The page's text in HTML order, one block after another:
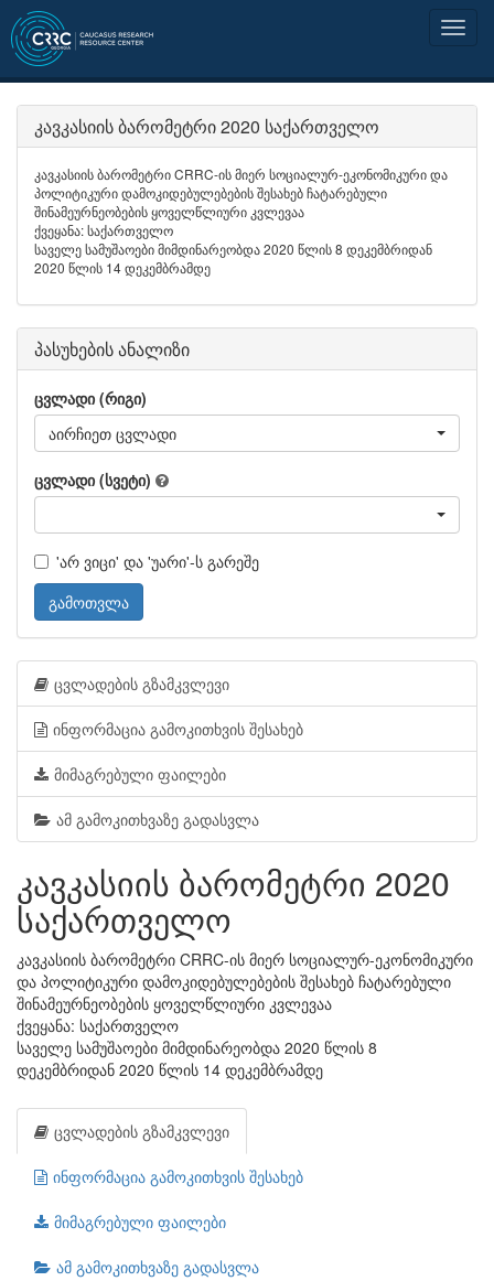
კავკასიის ბარომეტრი 2020 საქართველო
კავკასიის ბარომეტრი CRRC-ის მიერ სოციალურ-ეკონომიკური და
პოლიტიკური დამოკიდებულებების შესახებ ჩატარებული
შინამეურნეობების ყოველწლიური კვლევაა
ქვეყანა: საქართველო
საველე სამუშაოები მიმდინარეობდა 2020 წლის 8 დეკემბრიდან
2020 წლის 14 დეკემბრამდე
პასუხების ანალიზი
ცვლადი (რიგი)
აირჩიეთ ცვლადი
ცვლადი (სვეტი)
'არ ვიცი' და 'უარი'-ს გარეშე
გამოთვლა
ცვლადების გზამკვლევი
ინფორმაცია გამოკითხვის შესახებ
მიმაგრებული ფაილები
ამ გამოკითხვაზე გადასვლა
კავკასიის ბარომეტრი 2020
საქართველო
კავკასიის ბარომეტრი CRRC-ის მიერ სოციალურ-ეკონომიკური
და პოლიტიკური დამოკიდებულებების შესახებ ჩატარებული
შინამეურნეობების ყოველწლიური კვლევაა
ქვეყანა: საქართველო
საველე სამუშაოები მიმდინარეობდა 2020 წლის 8
დეკემბრიდან 2020 წლის 14 დეკემბრამდე
ცვლადების გზამკვლევი
ინფორმაცია გამოკითხვის შესახებ
მიმაგრებული ფაილები
ამ გამოკითხვაზე გადასვლა